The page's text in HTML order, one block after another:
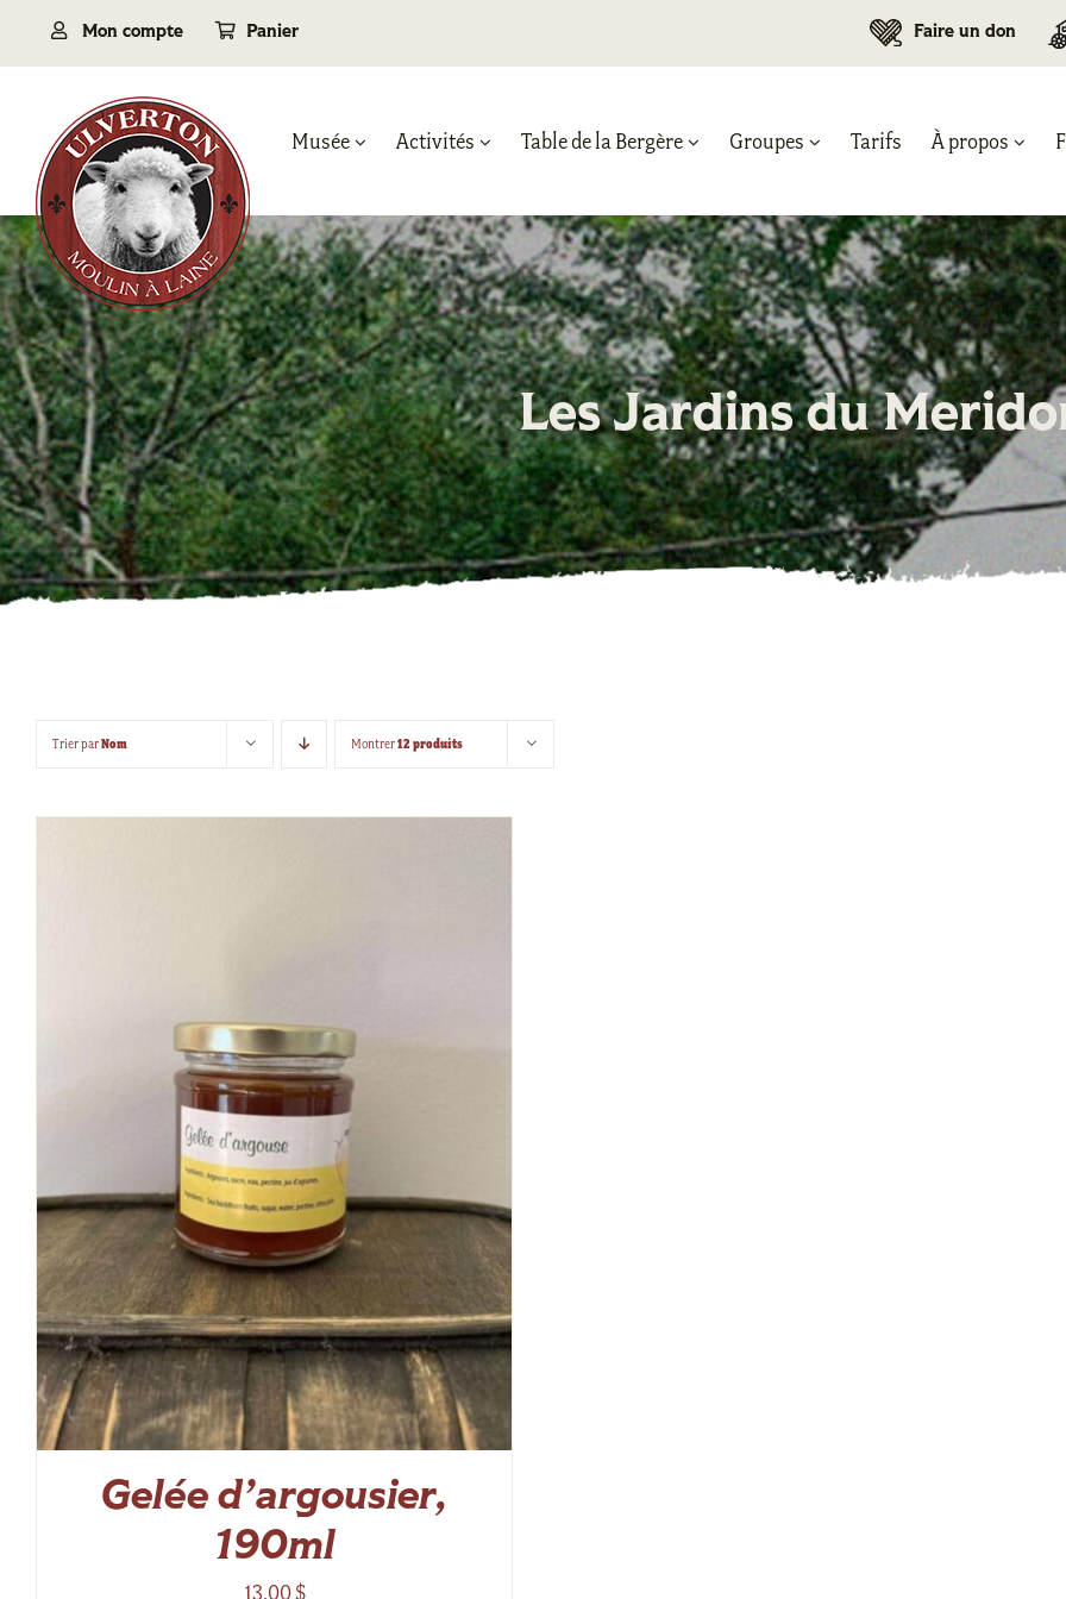
Passer
Mon compte Panier Faire un don
Musée Activités Table de la Bergère Groupes Tarifs À propos
Les Jardins du
Trier parNom Montrer12 produits
Gelée d’argousier,
190ml
13,00$